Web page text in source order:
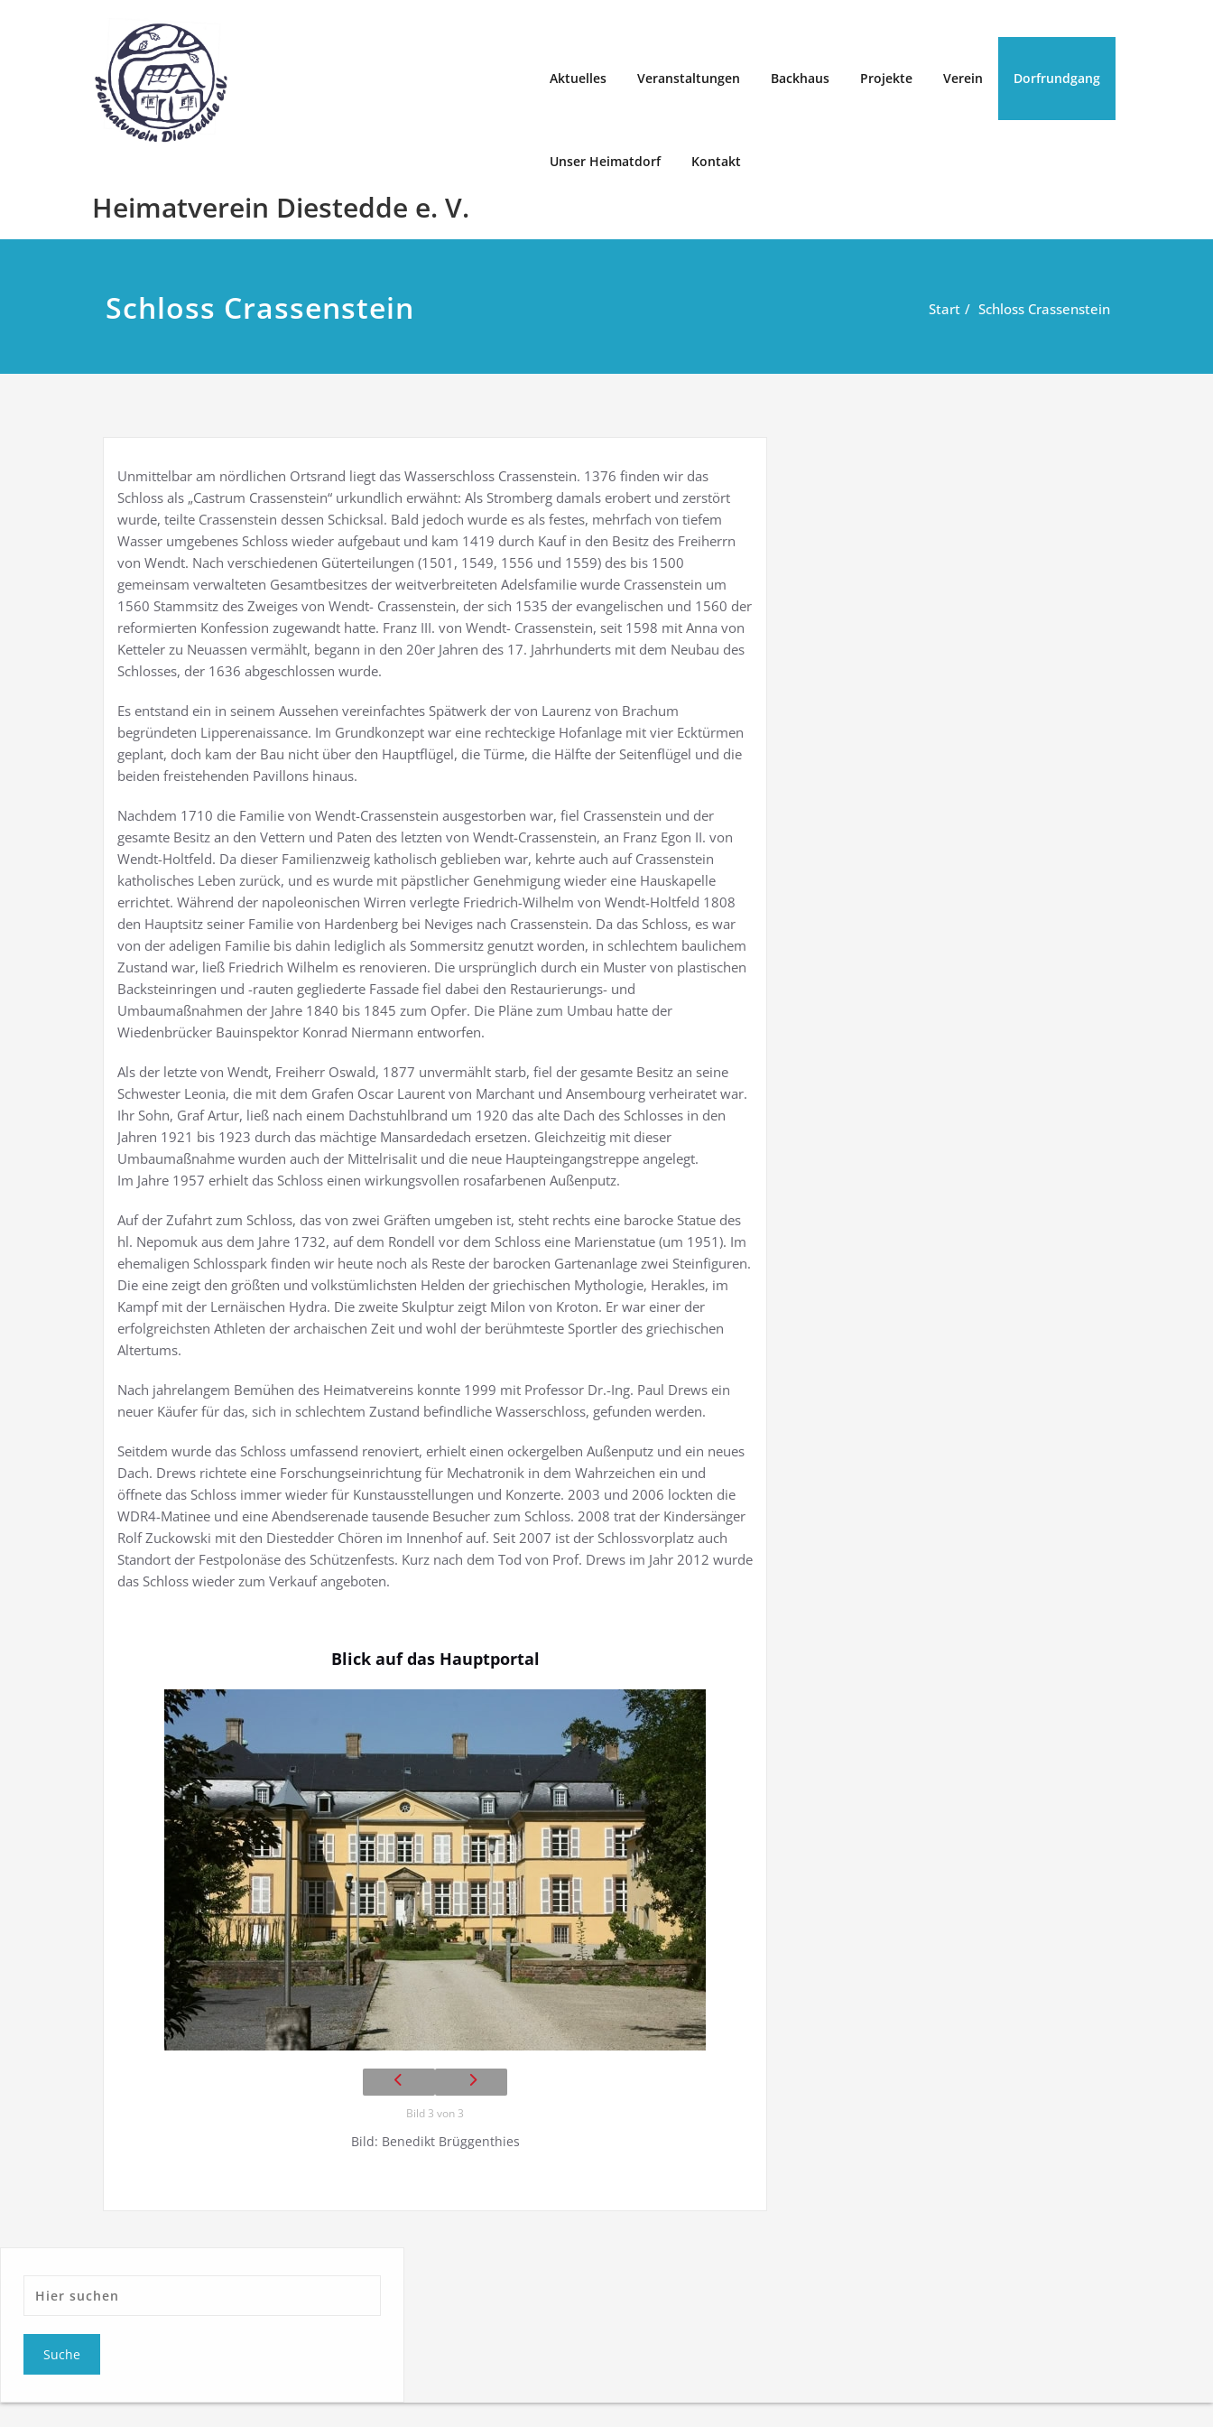
Heimatverein Diestedde e. V.
Aktuelles Veranstaltungen Backhaus Projekte Verein Dorfrundgang
Unser Heimatdorf Kontakt
Schloss Crassenstein Start Schloss Crassenstein
Unmittelbar am nördlichen Ortsrand liegt das Wasserschloss Crassenstein. 1376 finden wir das
Schloss als „Castrum Crassenstein“ urkundlich erwähnt: Als Stromberg damals erobert und zerstört
wurde, teilte Crassenstein dessen Schicksal. Bald jedoch wurde es als festes, mehrfach von tiefem
Wasser umgebenes Schloss wieder aufgebaut und kam 1419 durch Kauf in den Besitz des Freiherrn
von Wendt. Nach verschiedenen Güterteilungen (1501, 1549, 1556 und 1559) des bis 1500
gemeinsam verwalteten Gesamtbesitzes der weitverbreiteten Adelsfamilie wurde Crassenstein um
1560 Stammsitz des Zweiges von Wendt- Crassenstein, der sich 1535 der evangelischen und 1560 der
reformierten Konfession zugewandt hatte. Franz III. von Wendt- Crassenstein, seit 1598 mit Anna von
Ketteler zu Neuassen vermählt, begann in den 20er Jahren des 17. Jahrhunderts mit dem Neubau des
Schlosses, der 1636 abgeschlossen wurde.
Es entstand ein in seinem Aussehen vereinfachtes Spätwerk der von Laurenz von Brachum
begründeten Lipperenaissance. Im Grundkonzept war eine rechteckige Hofanlage mit vier Ecktürmen
geplant, doch kam der Bau nicht über den Hauptflügel, die Türme, die Hälfte der Seitenflügel und die
beiden freistehenden Pavillons hinaus.
Nachdem 1710 die Familie von Wendt-Crassenstein ausgestorben war, fiel Crassenstein und der
gesamte Besitz an den Vettern und Paten des letzten von Wendt-Crassenstein, an Franz Egon II. von
Wendt-Holtfeld. Da dieser Familienzweig katholisch geblieben war, kehrte auch auf Crassenstein
katholisches Leben zurück, und es wurde mit päpstlicher Genehmigung wieder eine Hauskapelle
errichtet. Während der napoleonischen Wirren verlegte Friedrich-Wilhelm von Wendt-Holtfeld 1808
den Hauptsitz seiner Familie von Hardenberg bei Neviges nach Crassenstein. Da das Schloss, es war
von der adeligen Familie bis dahin lediglich als Sommersitz genutzt worden, in schlechtem baulichem
Zustand war, ließ Friedrich Wilhelm es renovieren. Die ursprünglich durch ein Muster von plastischen
Backsteinringen und -rauten gegliederte Fassade fiel dabei den Restaurierungs- und
Umbaumaßnahmen der Jahre 1840 bis 1845 zum Opfer. Die Pläne zum Umbau hatte der
Wiedenbrücker Bauinspektor Konrad Niermann entworfen.
Als der letzte von Wendt, Freiherr Oswald, 1877 unvermählt starb, fiel der gesamte Besitz an seine
Schwester Leonia, die mit dem Grafen Oscar Laurent von Marchant und Ansembourg verheiratet war.
Ihr Sohn, Graf Artur, ließ nach einem Dachstuhlbrand um 1920 das alte Dach des Schlosses in den
Jahren 1921 bis 1923 durch das mächtige Mansardedach ersetzen. Gleichzeitig mit dieser
Umbaumaßnahme wurden auch der Mittelrisalit und die neue Haupteingangstreppe angelegt.
Im Jahre 1957 erhielt das Schloss einen wirkungsvollen rosafarbenen Außenputz.
Auf der Zufahrt zum Schloss, das von zwei Gräften umgeben ist, steht rechts eine barocke Statue des
hl. Nepomuk aus dem Jahre 1732, auf dem Rondell vor dem Schloss eine Marienstatue (um 1951). Im
ehemaligen Schlosspark finden wir heute noch als Reste der barocken Gartenanlage zwei Steinfiguren.
Die eine zeigt den größten und volkstümlichsten Helden der griechischen Mythologie, Herakles, im
Kampf mit der Lernäischen Hydra. Die zweite Skulptur zeigt Milon von Kroton. Er war einer der
erfolgreichsten Athleten der archaischen Zeit und wohl der berühmteste Sportler des griechischen
Altertums.
Nach jahrelangem Bemühen des Heimatvereins konnte 1999 mit Professor Dr.-Ing. Paul Drews ein
neuer Käufer für das, sich in schlechtem Zustand befindliche Wasserschloss, gefunden werden.
Seitdem wurde das Schloss umfassend renoviert, erhielt einen ockergelben Außenputz und ein neues
Dach. Drews richtete eine Forschungseinrichtung für Mechatronik in dem Wahrzeichen ein und
öffnete das Schloss immer wieder für Kunstausstellungen und Konzerte. 2003 und 2006 lockten die
WDR4-Matinee und eine Abendserenade tausende Besucher zum Schloss. 2008 trat der Kindersänger
Rolf Zuckowski mit den Diestedder Chören im Innenhof auf. Seit 2007 ist der Schlossvorplatz auch
Standort der Festpolonäse des Schützenfests. Kurz nach dem Tod von Prof. Drews im Jahr 2012 wurde
das Schloss wieder zum Verkauf angeboten.
Blick auf das Hauptportal
Bild 3 von 3
Bild: Benedikt Brüggenthies